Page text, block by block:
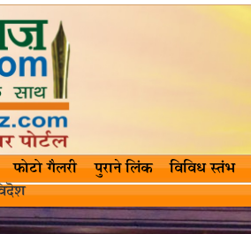
फोटो गैलरी पुराने लिंक विविध स्तंभ